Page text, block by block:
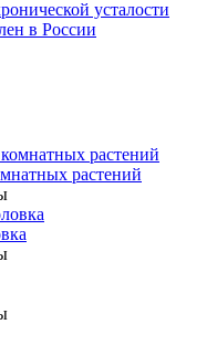
растений